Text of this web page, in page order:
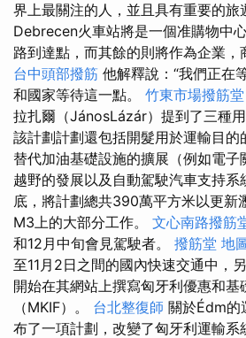
界上最關注的人，並且具有重要的旅
Debrecen火車站將是一個准購物中
路到達點，而其餘的則將作為企業，
台中頭部撥筋 他解釋說：“我們正在
和國家等待這一點。 竹東市場撥筋堂
拉扎爾（JánosLázár）提到了三種用
該計劃計劃還包括開髮用於運輸目的
替代加油基礎設施的擴展（例如電
越野的發展以及自動駕駛汽車支持
底，將計劃總共390萬平方米以更新
M3上的大部分工作。 文心南路撥筋
和12月中旬會見駕駛者。 撥筋堂 地
至11月2日之間的國內快速交通中，
開始在其網站上撰寫匈牙利優惠和基
（MKIF）。 台北整復師 關於Édm的
布了一項計劃，改變了匈牙利運輸